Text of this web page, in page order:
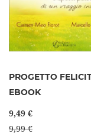
PROGETTO
EBOOK
9,49 €
9,99 €